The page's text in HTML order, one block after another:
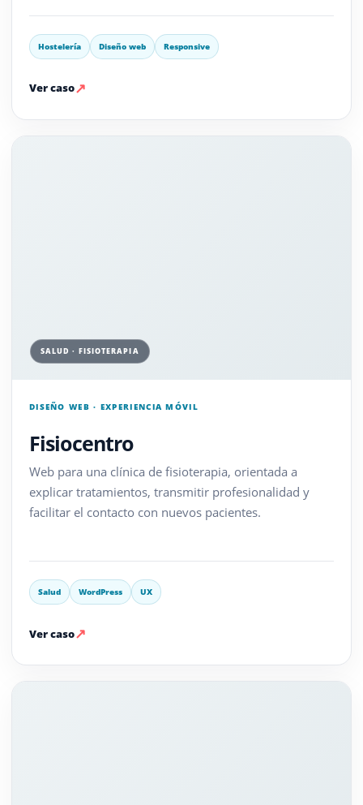
Hostelería Diseño web Responsive
Ver caso↗
SALUD · FISIOTERAPIA
DISEÑO WEB · EXPERIENCIA MÓVIL
Fisiocentro
Web para una clínica de fisioterapia, orientada a
explicar tratamientos, transmitir profesionalidad y
facilitar el contacto con nuevos pacientes.
Salud WordPress UX
Ver caso↗